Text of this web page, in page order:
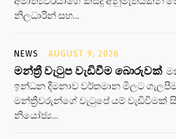
නිලධාරීන් සහ...
NEWS AUGUST 9, 2026
මන්ත්‍රී වැටුප වැඩිවීම බොරුවක්
ඉන්ධන දීමනාව වර්තමාන මිලට
මන්ත්‍රීවරුන්ගේ වැටුපේ යම් වැඩිවීමක්
නියෝජ්‍ය...